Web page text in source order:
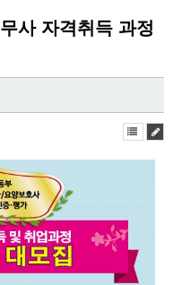
사 자격취득 과정